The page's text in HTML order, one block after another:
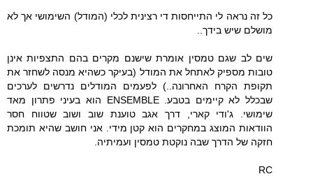
כל זה נראה לי התייחסות די רצינית לכלי (המודל) השימושי אך לא
מושלם שיש בידך..
שים לב שגם טמסין אומרת שישנם מקרים בהם התצפיות אינן
טובות מספיק לאתחל את המודל (בעיקר כשהיא מנסה לשחזר את
תקופת הקרח האחרונה..) לפעמים המודלים נדרשים לערכים
שבכלל לא קיימים בטבע. ENSEMBLE הוא בעיני פתרון מאד
שימושי. ג'ודי קארי, דרך אגב טוענת שוב ושוב שטווח חסר
הוודאות המוצג במחקרים הוא קטן מידי. אני חושב שהיא תומכת
חזקה של הדרך שבה נוקטת טמסין ועמיתיה.
RC